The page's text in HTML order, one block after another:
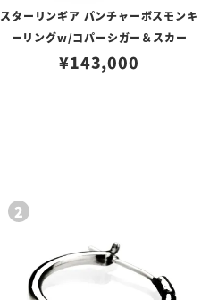
スターリンギア パンチャーボスモンキ
ーリングw/コパーシガー＆スカー
¥143,000